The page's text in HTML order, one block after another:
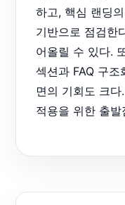
하고, 핵심 랜딩
기반으로 점검한
어올릴 수 있다.
섹션과 FAQ 구
면의 기회도 크
적용을 위한 출